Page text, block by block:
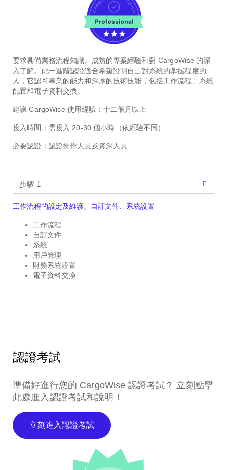
要求具備業務流程知識、成熟的專案經驗和對 CargoWise 的深
入了解。此一進階認證適合希望證明自己對系統的掌握程度的
人，它認可專業的能力和深厚的技術技能，包括工作流程、系統
配置和電子資料交換。
建議 CargoWise 使用經驗： 十二個月以上
投入時間： 需投入 20-30 個小時（依經驗不同）
必要認證： 認證操作人員及資深人員
工作流程的設定及維護、自訂文件、系統設置
工作流程
自訂文件
系統
用戶管理
財務系統設置
電子資料交換
認證考試
準備好進行您的 CargoWise 認證考試？ 立刻點擊
此處進入認證考試和說明！
立刻進入認證考試